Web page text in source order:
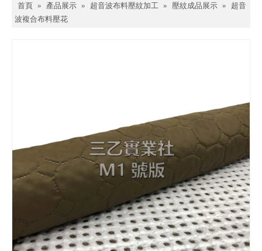
首頁 » 產品展示 » 超音波布料壓紋加工 » 壓紋成品展示 »
超音
波複合布料壓花